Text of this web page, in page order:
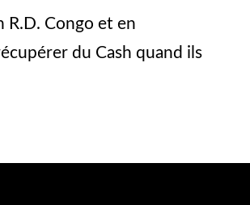
R.D. Congo et en
du Cash quand ils